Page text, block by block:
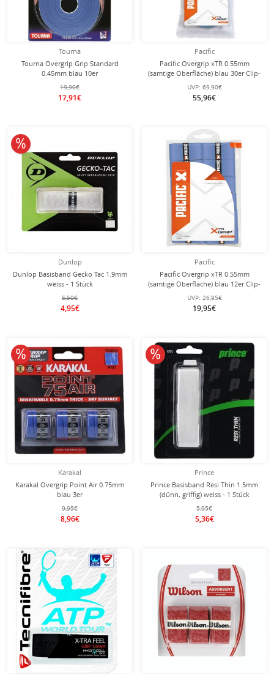
Tourna
Tourna Overgrip Grip Standard
0.45mm blau 10er
19,90€
17,91€
Pacific
Pacific Overgrip xTR 0.55mm
(samtige Oberfläche) blau 30er Clip-
Beutel
UVP: 69,90€
55,96€
Dunlop
Dunlop Basisband Gecko Tac 1.9mm
weiss - 1 Stück
5,50€
4,95€
10% reduziert
Pacific
Pacific Overgrip xTR 0.55mm
(samtige Oberfläche) blau 12er Clip-
Beutel
UVP: 26,95€
19,95€
Karakal
Karakal Overgrip Point Air 0.75mm
blau 3er
9,95€
8,96€
10% reduziert
Prince
Prince Basisband Resi Thin 1.5mm
(dünn, griffig) weiss - 1 Stück
5,95€
5,36€
10% reduziert